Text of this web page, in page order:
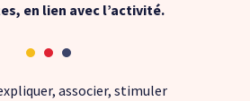
en lien avec l’activité.
associer, stimuler